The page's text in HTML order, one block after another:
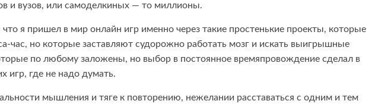
и вузов, или самоделкиных — то миллионы.
что я пришел в мир онлайн игр именно через такие простенькие проекты, которые
час, но которые заставляют судорожно работать мозг и искать выигрышные
по любому заложены, но выбор в постоянное времяпровождение сделал в
игр, где не надо думать.
мышления и тяге к повторению, нежелании расставаться с одним и тем